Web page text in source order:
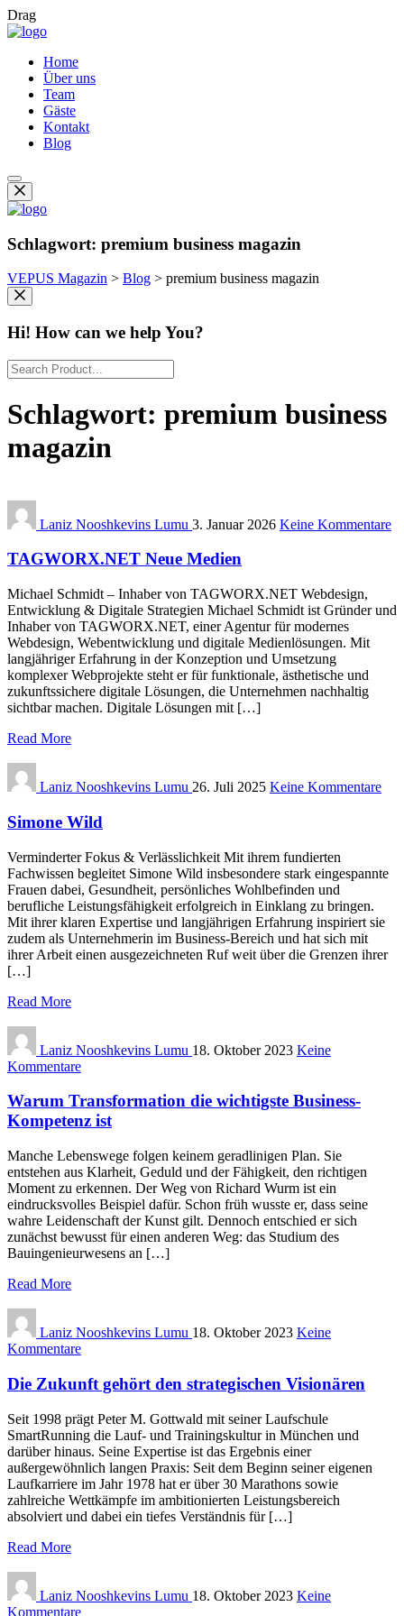
Drag
Home
Über uns
Team
Gäste
Kontakt
Blog
Schlagwort: premium business magazin
VEPUS Magazin > Blog > premium business magazin
Hi! How can we help You?
Schlagwort: premium business
magazin
Laniz Nooshkevins Lumu 3. Januar 2026 Keine Kommentare
TAGWORX.NET Neue Medien
Michael Schmidt – Inhaber von TAGWORX.NET Webdesign,
Entwicklung & Digitale Strategien Michael Schmidt ist Gründer und
Inhaber von TAGWORX.NET, einer Agentur für modernes
Webdesign, Webentwicklung und digitale Medienlösungen. Mit
langjähriger Erfahrung in der Konzeption und Umsetzung
komplexer Webprojekte steht er für funktionale, ästhetische und
zukunftssichere digitale Lösungen, die Unternehmen nachhaltig
sichtbar machen. Digitale Lösungen mit […]
Read More
Laniz Nooshkevins Lumu 26. Juli 2025 Keine Kommentare
Simone Wild
Verminderter Fokus & Verlässlichkeit Mit ihrem fundierten
Fachwissen begleitet Simone Wild insbesondere stark eingespannte
Frauen dabei, Gesundheit, persönliches Wohlbefinden und
berufliche Leistungsfähigkeit erfolgreich in Einklang zu bringen.
Mit ihrer klaren Expertise und langjährigen Erfahrung inspiriert sie
zudem als Unternehmerin im Business-Bereich und hat sich mit
ihrer Arbeit einen ausgezeichneten Ruf weit über die Grenzen ihrer
[…]
Read More
Laniz Nooshkevins Lumu 18. Oktober 2023 Keine
Kommentare
Warum Transformation die wichtigste Business-
Kompetenz ist
Manche Lebenswege folgen keinem geradlinigen Plan. Sie
entstehen aus Klarheit, Geduld und der Fähigkeit, den richtigen
Moment zu erkennen. Der Weg von Richard Wurm ist ein
eindrucksvolles Beispiel dafür. Schon früh wusste er, dass seine
wahre Leidenschaft der Kunst gilt. Dennoch entschied er sich
zunächst bewusst für einen anderen Weg: das Studium des
Bauingenieurwesens an […]
Read More
Laniz Nooshkevins Lumu 18. Oktober 2023 Keine
Kommentare
Die Zukunft gehört den strategischen Visionären
Seit 1998 prägt Peter M. Gottwald mit seiner Laufschule
SmartRunning die Lauf- und Trainingskultur in München und
darüber hinaus. Seine Expertise ist das Ergebnis einer
außergewöhnlich langen Praxis: Seit dem Beginn seiner eigenen
Laufkarriere im Jahr 1978 hat er über 30 Marathons sowie
zahlreiche Wettkämpfe im ambitionierten Leistungsbereich
absolviert und dabei ein tiefes Verständnis für […]
Read More
Laniz Nooshkevins Lumu 18. Oktober 2023 Keine
Kommentare